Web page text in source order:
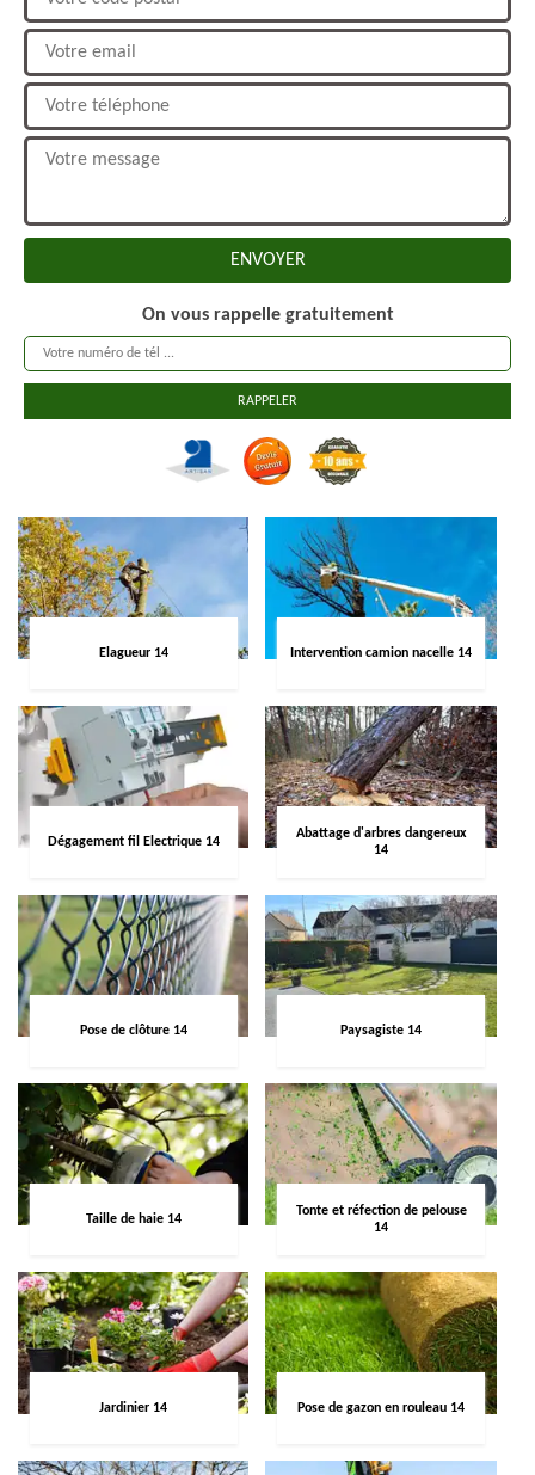
On vous rappelle gratuitement
Elagueur 14 Intervention camion nacelle 14
Dégagement fil Electrique 14
Abattage d'arbres dangereux
14
Pose de clôture 14 Paysagiste 14
Taille de haie 14
Tonte et réfection de pelouse
14
Jardinier 14 Pose de gazon en rouleau 14